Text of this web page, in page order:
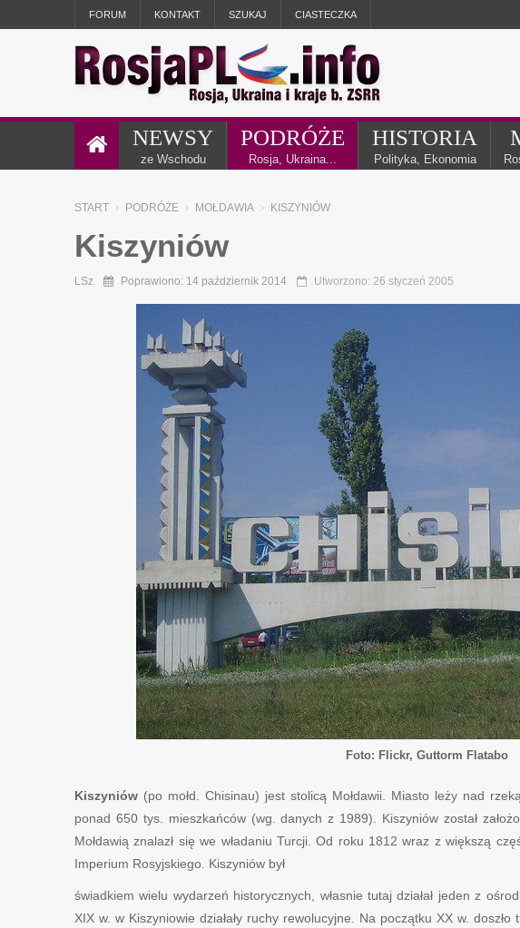
FORUM KONTAKT SZUKAJ CIASTECZKA
NEWSY
ze Wschodu
PODRÓŻE
Rosja, Ukraina...
HISTORIA
Polityka, Ekonomia
START PODRÓŻE MOŁDAWIA KISZYNIÓW
Kiszyniów
LSz Poprawiono: 14 październik 2014 Utworzono: 26 styczeń 2005
Foto: Flickr, Guttorm Flatabo
Kiszyniów (po mołd. Chisinau) jest stolicą Mołdawii. Miasto leży nad
ponad 650 tys. mieszkańców (wg. danych z 1989). Kiszyniów został
Mołdawią znalazł się we władaniu Turcji. Od roku 1812 wraz z większą
Imperium Rosyjskiego. Kiszyniów był
świadkiem wielu wydarzeń historycznych, własnie tutaj działał jeden z
XIX w. w Kiszyniowie działały ruchy rewolucyjne. Na początku XX w.